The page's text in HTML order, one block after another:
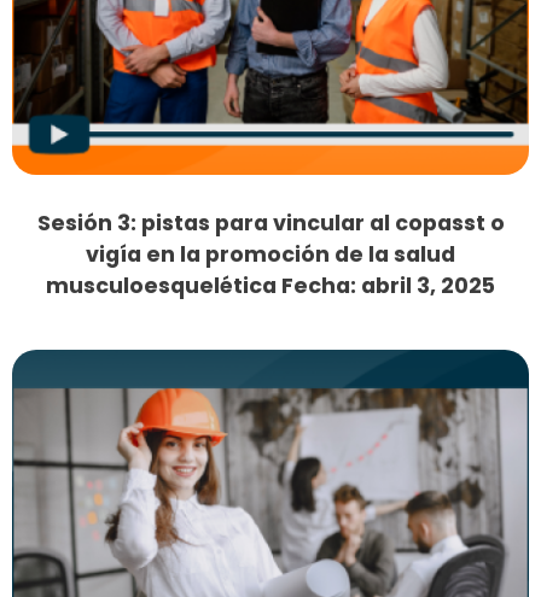
Sesión 3: pistas para vincular al copasst o
vigía en la promoción de la salud
musculoesquelética Fecha: abril 3, 2025